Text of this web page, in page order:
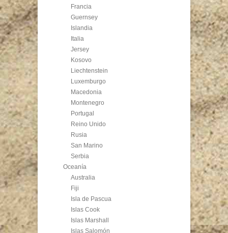
Francia
Guernsey
Islandia
Italia
Jersey
Kosovo
Liechtenstein
Luxemburgo
Macedonia
Montenegro
Portugal
Reino Unido
Rusia
San Marino
Serbia
Oceanía
Australia
Fiji
Isla de Pascua
Islas Cook
Islas Marshall
Islas Salomón